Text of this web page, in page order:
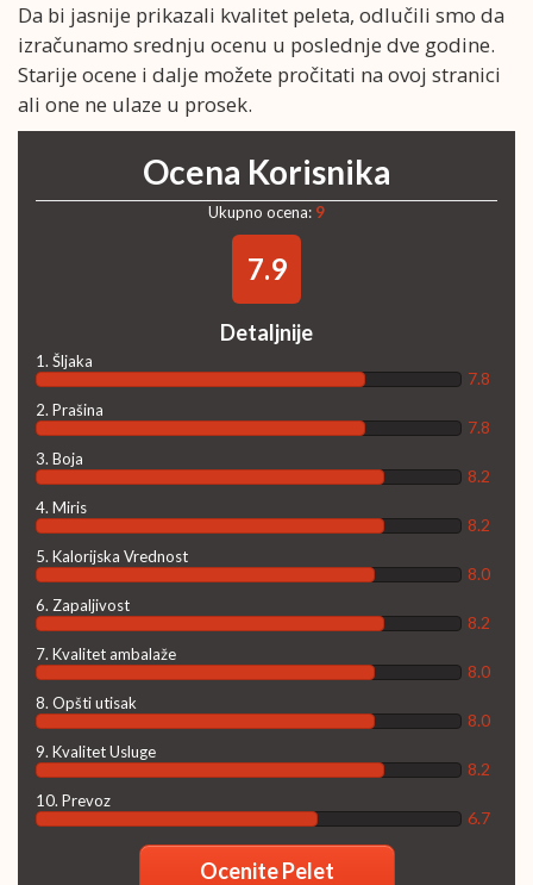
Da bi jasnije prikazali kvalitet peleta, odlučili smo da
izračunamo srednju ocenu u poslednje dve godine.
Starije ocene i dalje možete pročitati na ovoj stranici
ali one ne ulaze u prosek.
Ocena Korisnika
Ukupno ocena: 9
7.9
Detaljnije
1. Šljaka
7.8
2. Prašina
7.8
3. Boja
8.2
4. Miris
8.2
5. Kalorijska Vrednost
8.0
6. Zapaljivost
8.2
7. Kvalitet ambalaže
8.0
8. Opšti utisak
8.0
9. Kvalitet Usluge
8.2
10. Prevoz
6.7
Ocenite Pelet